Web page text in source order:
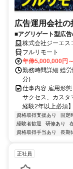
広告運用会社の
■アグリゲート型広
株式会社ジーエス
フルリモート
年俸5,000,000円
勤務時間詳細 総
分)
仕事内容 雇用形
サクセス、カスタ
経験2年以上必須
資格取得支援あり 固定
経験者歓迎
研修あり
資格取得手当あり
長期
正社員